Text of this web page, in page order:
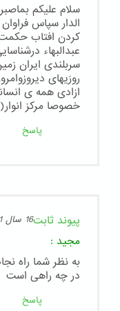
سلام علیکم
الدار سپاس
کردن افتاب
عبدالبهاء
سربلندی ایران
روزیهای
ازادی همه ی
خصوصا مرکز
پاسخ
پیوند ثابت16 سال 11 ماه پیش
مجید :
به نظر شما راه
در چه راهی است
پاسخ